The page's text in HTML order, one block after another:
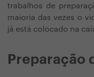
trabalhos de
maioria das vezes o
já está colocado na
Preparação